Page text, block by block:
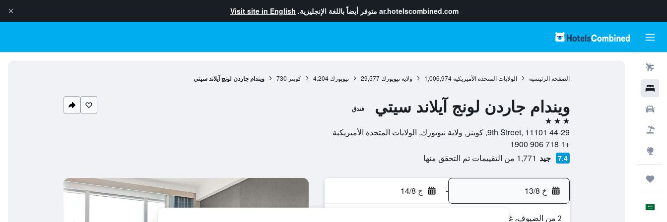
ar.hotelscombined.com متوفر أيضاً باللغة الإنجليزية. Visit site in English
الصفحة الرئيسية الولايات المتحدة الأميريكية 1,006,974 ولاية نيويورك 29,577 نيويورك 4,204 كوينز 730 ويندام جاردن لونج آيلاند سيتي
ويندام جاردن لونج آيلاند سيتي فندق
3 نجوم
44-29 9th Street, 11101, كوينز, ولاية نيويورك, الولايات المتحدة الأميريكية
+1 718 906 1900
7.4 جيد 1,771 من التقييمات تم التحقق منها
خ 13/8 - ج 14/8
2 من الضيوف، غرفة واحدة